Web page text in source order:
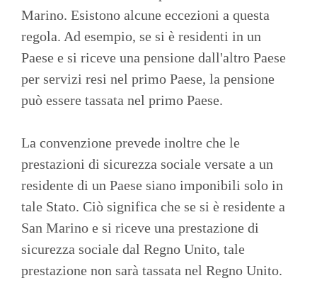
Marino. Esistono alcune eccezioni a questa
regola. Ad esempio, se si è residenti in un
Paese e si riceve una pensione dall'altro Paese
per servizi resi nel primo Paese, la pensione
può essere tassata nel primo Paese.
La convenzione prevede inoltre che le
prestazioni di sicurezza sociale versate a un
residente di un Paese siano imponibili solo in
tale Stato. Ciò significa che se si è residente a
San Marino e si riceve una prestazione di
sicurezza sociale dal Regno Unito, tale
prestazione non sarà tassata nel Regno Unito.